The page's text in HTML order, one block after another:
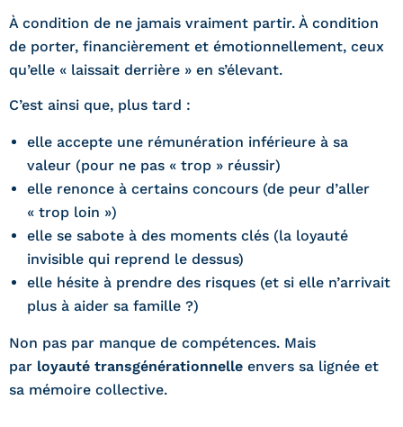
À condition de ne jamais vraiment partir. À condition
de porter, financièrement et émotionnellement, ceux
qu’elle « laissait derrière » en s’élevant.
C’est ainsi que, plus tard :
elle accepte une rémunération inférieure à sa
valeur (pour ne pas « trop » réussir)
elle renonce à certains concours (de peur d’aller
« trop loin »)
elle se sabote à des moments clés (la loyauté
invisible qui reprend le dessus)
elle hésite à prendre des risques (et si elle n’arrivait
plus à aider sa famille ?)
Non pas par manque de compétences. Mais
par loyauté transgénérationnelle envers sa lignée et
sa mémoire collective.